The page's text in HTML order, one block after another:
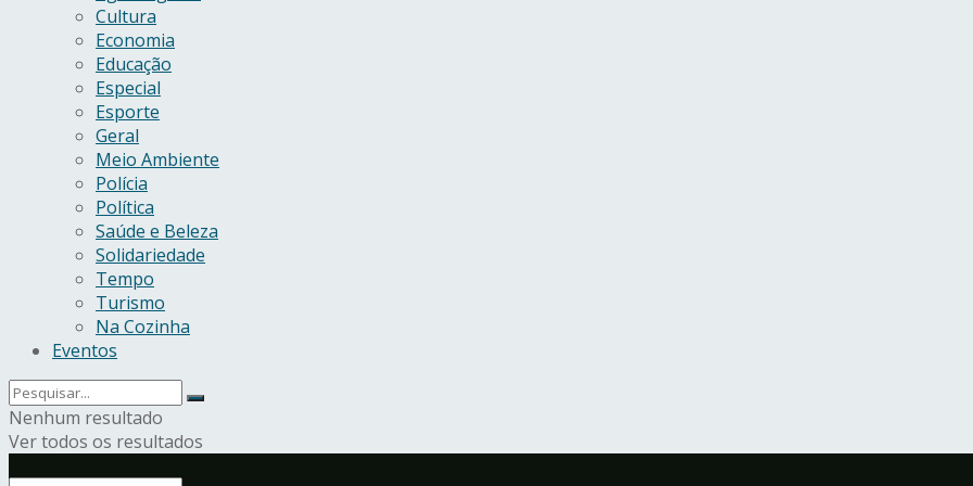
Cultura
Economia
Educação
Especial
Esporte
Geral
Meio Ambiente
Polícia
Política
Saúde e Beleza
Solidariedade
Tempo
Turismo
Na Cozinha
Eventos
Nenhum resultado
Ver todos os resultados